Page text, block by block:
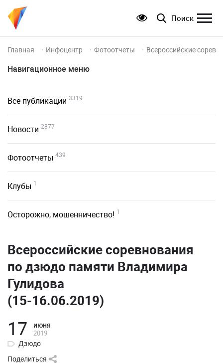
Поиск
Главная Инфоцентр Фотоотчеты Всероссийские
Навигационное меню
Все публикации 3319
Новости 2877
Фотоотчеты 439
Клубы 1
Осторожно, мошенничество! 1
Всероссийские соревнования
по дзюдо памяти Владимира
Гулидова
(15-16.06.2019)
17 июня
2019
Дзюдо
Поделиться